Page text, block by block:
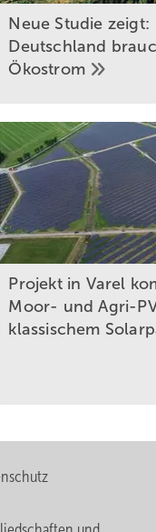
Neue Studie zeigt:
Deutschland
Ökostrom
Projekt in Varel
Moor- und Agri-
klassischem